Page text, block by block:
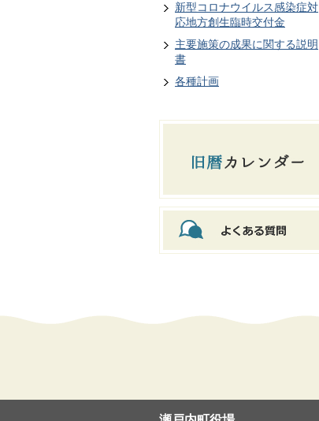
新型コロナウイルス感染症対
応地方創生臨時交付金
主要施策の成果に関する説明
書
各種計画